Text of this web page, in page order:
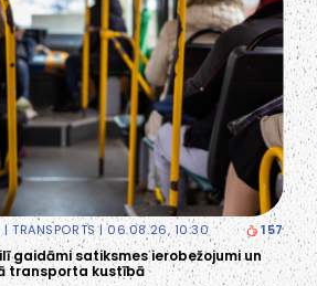
|TRANSPORTS| 06.08.26, 10:30 157
gaidāmi satiksmes ierobežojumi un
transporta kustībā